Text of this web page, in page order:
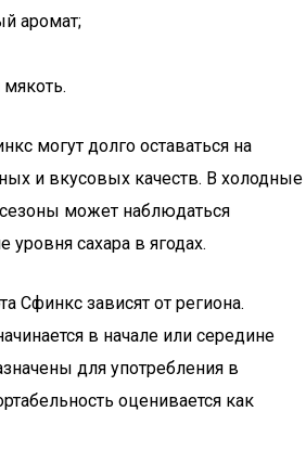
аромат;
мякоть.
могут долго оставаться на
и вкусовых качеств. В холодные
может наблюдаться
сахара в ягодах.
Сфинкс зависят от региона.
в начале или середине
для употребления в
оценивается как